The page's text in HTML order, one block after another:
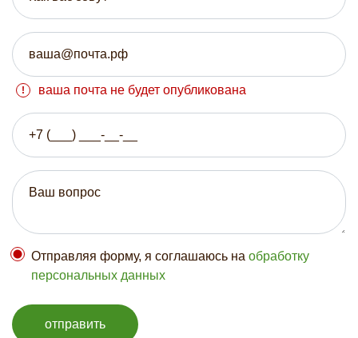
ваша почта не будет опубликована
Отправляя форму, я соглашаюсь на обработку
персональных данных
отправить